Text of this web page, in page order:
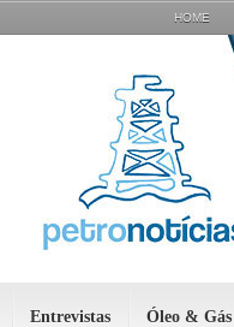
HOME
Entrevistas Óleo & Gás